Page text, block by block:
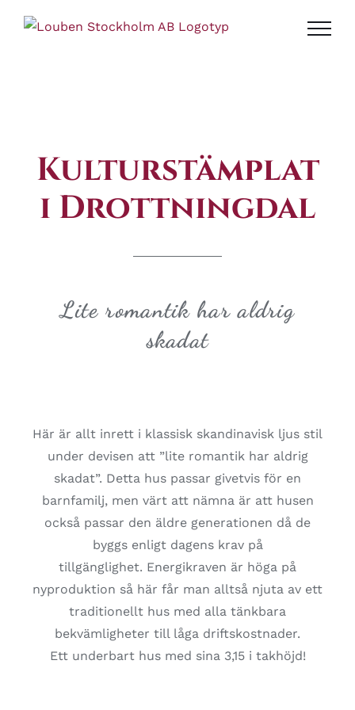
Kulturstämplat
i Drottningdal
Lite romantik har aldrig
skadat
Här är allt inrett i klassisk skandinavisk ljus stil
under devisen att ”lite romantik har aldrig
skadat”. Detta hus passar givetvis för en
barnfamilj, men värt att nämna är att husen
också passar den äldre generationen då de
byggs enligt dagens krav på
tillgänglighet. Energikraven är höga på
nyproduktion så här får man alltså njuta av ett
traditionellt hus med alla tänkbara
bekvämligheter till låga driftskostnader.
Ett underbart hus med sina 3,15 i takhöjd!